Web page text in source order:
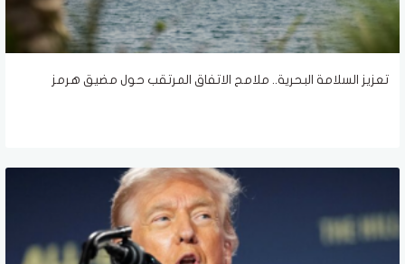
تعزيز السلامة البحرية.. ملامح الاتفاق المرتقب حول مضيق هرمز